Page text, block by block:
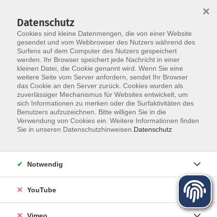
Zum Hauptinhalt springen
Der Kurs konnte nicht gefunden werden.
Über uns
Kursleiter
Partner und Referenzen
Datenschutz
Cookies sind kleine Datenmengen, die von einer Website
gesendet und vom Webbrowser des Nutzers während des
Surfens auf dem Computer des Nutzers gespeichert
werden. Ihr Browser speichert jede Nachricht in einer
kleinen Datei, die Cookie genannt wird. Wenn Sie eine
weitere Seite vom Server anfordern, sendet Ihr Browser
das Cookie an den Server zurück. Cookies wurden als
zuverlässiger Mechanismus für Websites entwickelt, um
sich Informationen zu merken oder die Surfaktivitäten des
Benutzers aufzuzeichnen. Bitte willigen Sie in die
Verwendung von Cookies ein. Weitere Informationen finden
Sie in unseren Datenschutzhinweisen. Datenschutz
×
Notwendig
YouTube